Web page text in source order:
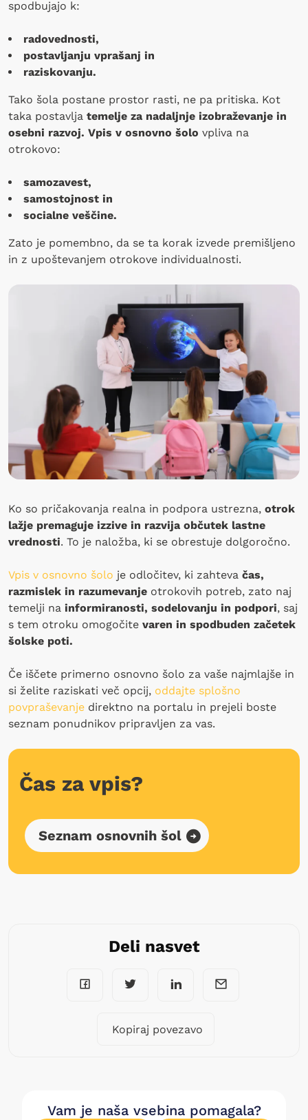
spodbujajo k:
radovednosti,
postavljanju vprašanj in
raziskovanju.
Tako šola postane prostor rasti, ne pa pritiska. Kot
taka postavlja temelje za nadaljnje izobraževanje in
osebni razvoj. Vpis v osnovno šolo vpliva na
otrokovo:
samozavest,
samostojnost in
socialne veščine.
Zato je pomembno, da se ta korak izvede premišljeno
in z upoštevanjem otrokove individualnosti.
Ko so pričakovanja realna in podpora ustrezna, otrok
lažje premaguje izzive in razvija občutek lastne
vrednosti. To je naložba, ki se obrestuje dolgoročno.
Vpis v osnovno šolo je odločitev, ki zahteva čas,
razmislek in razumevanje otrokovih potreb, zato naj
temelji na informiranosti, sodelovanju in podpori, saj
s tem otroku omogočite varen in spodbuden začetek
šolske poti.
Če iščete primerno osnovno šolo za vaše najmlajše in
si želite raziskati več opcij, oddajte splošno
povpraševanje direktno na portalu in prejeli boste
seznam ponudnikov pripravljen za vas.
Čas za vpis?
Seznam osnovnih šol
Deli nasvet
Kopiraj povezavo
Vam je naša vsebina pomagala?